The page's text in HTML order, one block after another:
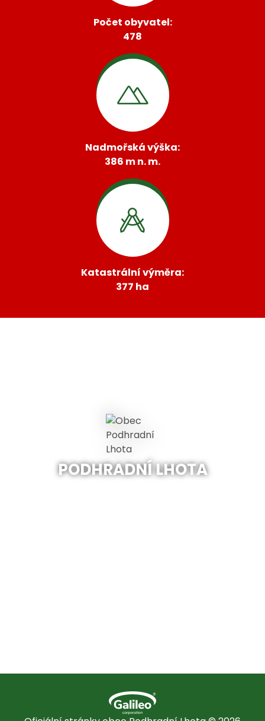
Počet obyvatel:
478
Nadmořská výška:
386 m n. m.
Katastrální výměra:
377 ha
PODHRADNÍ LHOTA